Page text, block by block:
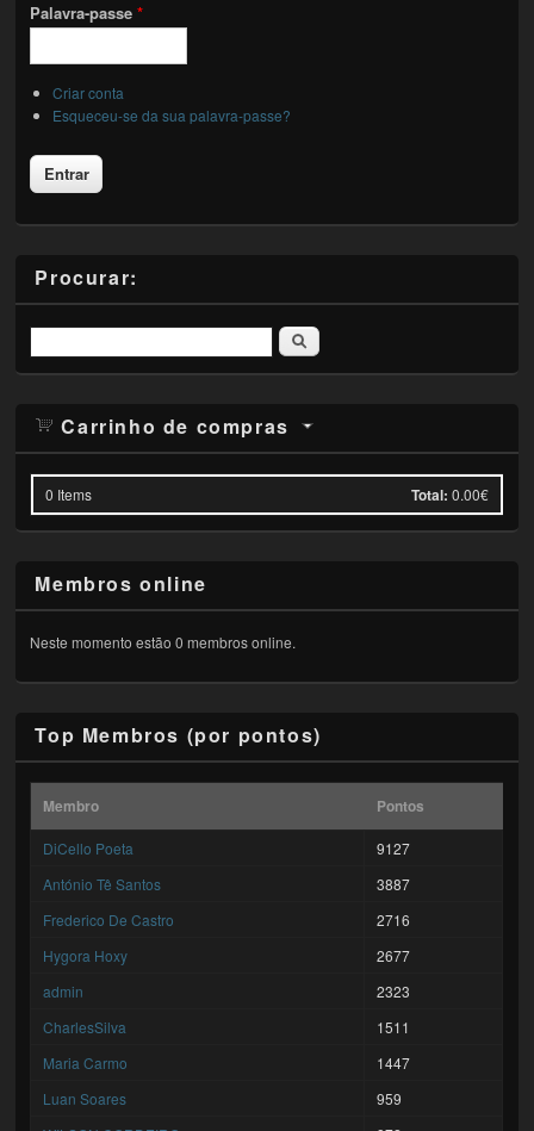
Palavra-passe*
Criar conta
Esqueceu-se da sua palavra-passe?
Procurar:
Pesquisar
Carrinho de compras
0 Items Total: 0.00€
Membros online
Neste momento estão 0 membros online.
Top Membros (por pontos)
Membro Pontos
DiCello Poeta
9127
António Tê Santos
3887
Frederico De Castro
2716
Hygora Hoxy
2677
admin
2323
CharlesSilva
1511
Maria Carmo
1447
Luan Soares
959